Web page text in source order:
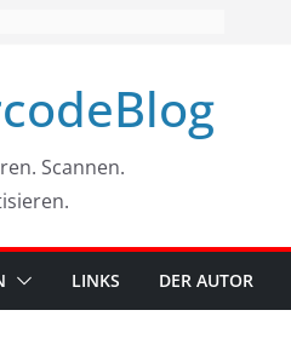
Scannen.
LINKS DER AUTOR